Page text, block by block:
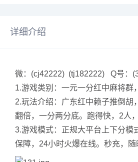
详细介绍
微：(cj42222) (tj182222) Q号：
1.游戏类别：一元一分红中麻将群
2.玩法介绍：广东红中赖子推倒胡
翻倍，一分两分底。跑得快，2人
3.游戏模式：正规大平台上下分模
保障，24小时火爆在线。秒充，随